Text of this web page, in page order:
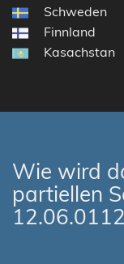
Schweden
Finnland
Kasachstan
Wie wird
partiellen